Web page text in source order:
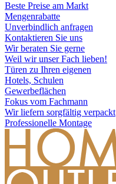
Beste Preise am Markt
Mengenrabatte
Unverbindlich anfragen
Kontaktieren Sie uns
Wir beraten Sie gerne
Weil wir unser Fach lieben!
Türen zu Ihren eigenen
Hotels, Schulen
Gewerbeflächen
Fokus vom Fachmann
Wir liefern sorgfältig verpackt
Professionelle Montage